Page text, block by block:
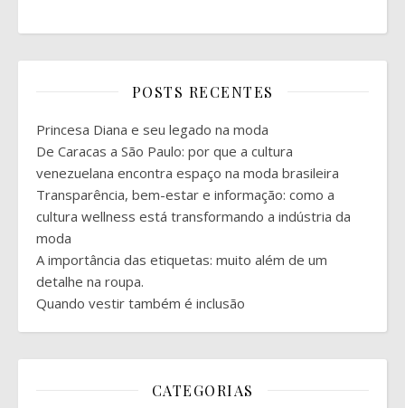
POSTS RECENTES
Princesa Diana e seu legado na moda
De Caracas a São Paulo: por que a cultura
venezuelana encontra espaço na moda brasileira
Transparência, bem-estar e informação: como a
cultura wellness está transformando a indústria da
moda
A importância das etiquetas: muito além de um
detalhe na roupa.
Quando vestir também é inclusão
CATEGORIAS